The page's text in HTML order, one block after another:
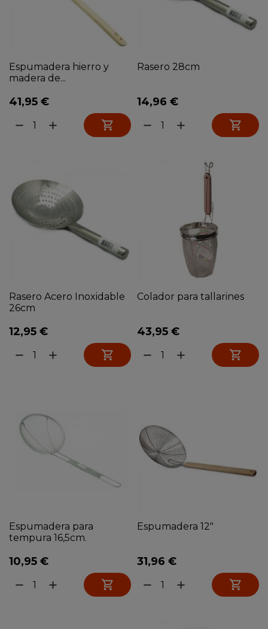
Espumadera hierro y
madera de...
41,95 €
remove add 
Rasero 28cm
14,96 €
remove add 
Rasero Acero Inoxidable
26cm
12,95 €
remove add 
Colador para tallarines
43,95 €
remove add 
Espumadera para
tempura 16,5cm.
10,95 €
remove add 
Espumadera 12"
31,96 €
remove add 